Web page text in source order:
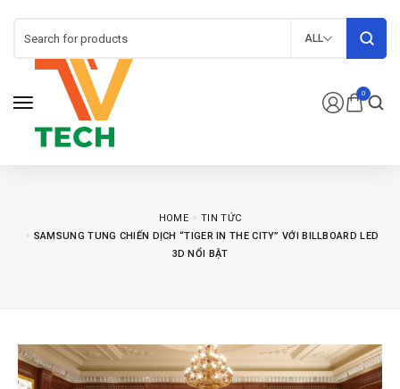
0
ALL
HOME
TIN TỨC
SAMSUNG TUNG CHIẾN DỊCH “TIGER IN THE CITY” VỚI BILLBOARD LED
3D NỔI BẬT